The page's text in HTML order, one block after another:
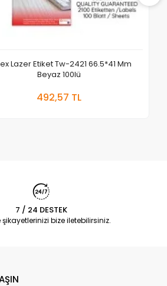
Lazer Etiket Tw-2421 66.5*41 Mm
Beyaz 100lü
492,57 TL
7 / 24 DESTEK
şikayetlerinizi bize iletebilirsiniz.